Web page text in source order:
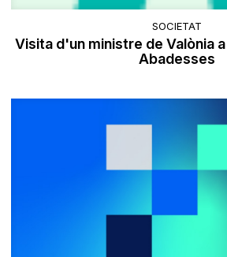
SOCIETAT
Visita d'un ministre de Valònia
Abadesses